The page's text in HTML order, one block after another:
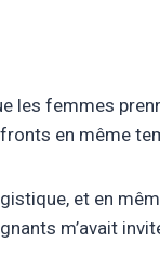
les femmes
en même
et en
m’avait